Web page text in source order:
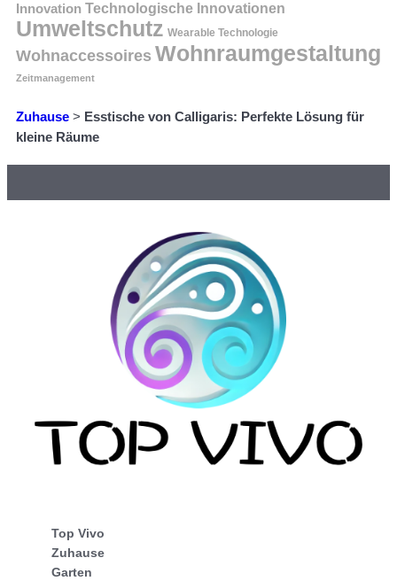
Innovation Technologische Innovationen
Umweltschutz Wearable Technologie
Wohnaccessoires Wohnraumgestaltung
Zeitmanagement
Zuhause > Esstische von Calligaris: Perfekte Lösung für
kleine Räume
Top Vivo
Zuhause
Garten